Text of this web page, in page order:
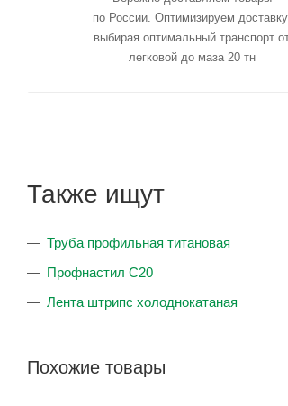
по России. Оптимизируем
выбирая оптимальный транспорт
легковой до маза 20 тн
Также ищут
Труба профильная титановая
Профнастил С20
Лента штрипс холоднокатаная
Похожие товары